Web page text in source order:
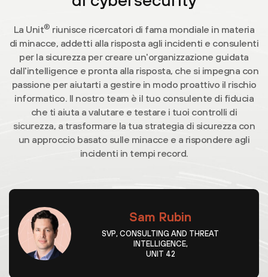
La Unit® riunisce ricercatori di fama mondiale in materia
di minacce, addetti alla risposta agli incidenti e consulenti
per la sicurezza per creare un'organizzazione guidata
dall'intelligence e pronta alla risposta, che si impegna con
passione per aiutarti a gestire in modo proattivo il rischio
informatico. Il nostro team è il tuo consulente di fiducia
che ti aiuta a valutare e testare i tuoi controlli di
sicurezza, a trasformare la tua strategia di sicurezza con
un approccio basato sulle minacce e a rispondere agli
incidenti in tempi record.
Sam Rubin
SVP, CONSULTING AND THREAT
INTELLIGENCE,
UNIT 42